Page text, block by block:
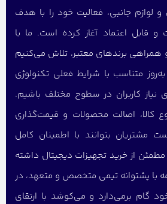
لوازم جانبی، فعالیت خود را با هدف
و قابل اعتماد آغاز کرده است. ما با
و همراهی برندهای معتبر، تلاش می‌کنیم
متناسب با شرایط فعلی تکنولوژی
نیاز کاربران در سطوح مختلف باشیم.
کالا، اصالت محصولات و قیمت‌گذاری
مشتریان بتوانند با اطمینان کامل
مطمئن از خرید تجهیزات دیجیتال داشته
با پشتوانه تیمی متخصص و متعهد، در
گام برمی‌دارد و می‌کوشد با ارتقای